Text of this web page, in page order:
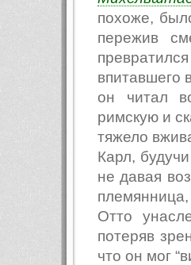
похоже,
пережив
впитавшего
он читал
римскую и
тяжело
Карл,
не давая
Отто
потеряв
что он мог